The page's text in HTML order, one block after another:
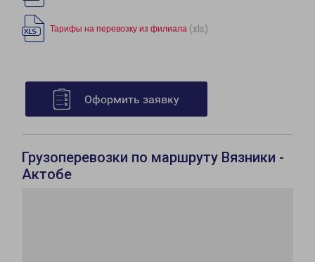
Тарифы на перевозку из филиала (xls)
Оформить заявку
Грузоперевозки по маршруту Вязники -
Актобе